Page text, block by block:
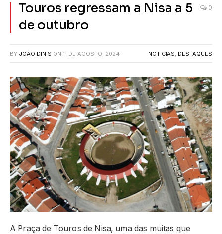
Touros regressam a Nisa a 5
de outubro
0
BY JOÃO DINIS ON 11 DE AGOSTO, 2024 NOTICIAS, DESTAQUES
A Praça de Touros de Nisa, uma das muitas que